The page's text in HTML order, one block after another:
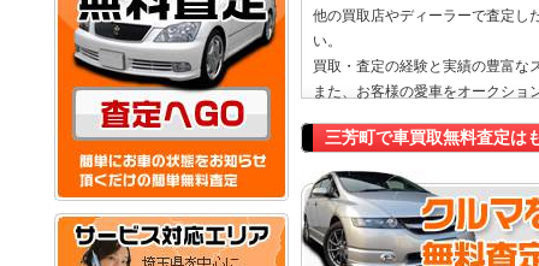
他の買取店やディーラーで査定し
い。
買取・査定の経験と実績の豊富な
また、お客様の愛車をオークショ
三芳町で車買取無料査定は